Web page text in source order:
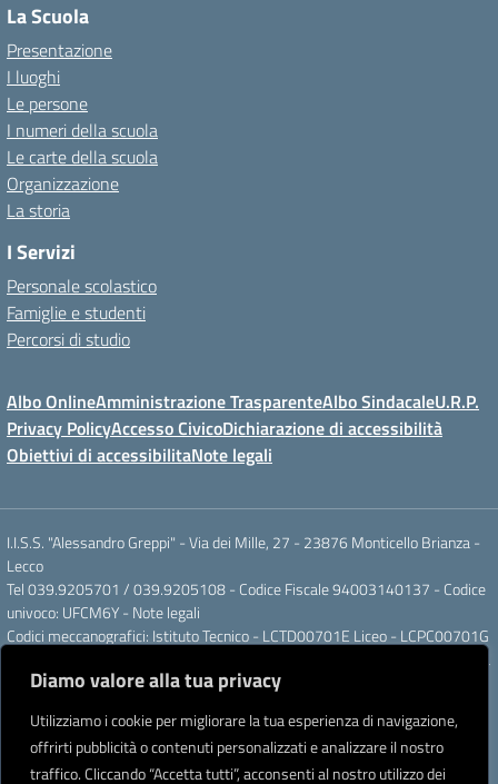
Diamo valore alla tua privacy
Utilizziamo i cookie per migliorare la tua esperienza di navigazione,
offrirti pubblicità o contenuti personalizzati e analizzare il nostro
traffico. Cliccando “Accetta tutti”, acconsenti al nostro utilizzo dei
La Scuola
Presentazione
I luoghi
Le persone
I numeri della scuola
Le carte della scuola
Organizzazione
La storia
I Servizi
Personale scolastico
Famiglie e studenti
Percorsi di studio
Albo OnlineAmministrazione TrasparenteAlbo SindacaleU.R.P.
Privacy PolicyAccesso CivicoDichiarazione di accessibilità
Obiettivi di accessibilitaNote legali
I.I.S.S. "Alessandro Greppi" - Via dei Mille, 27 - 23876 Monticello Brianza -
Lecco
Tel 039.9205701 / 039.9205108 - Codice Fiscale 94003140137 - Codice
univoco: UFCM6Y - Note legali
Codici meccanografici: Istituto Tecnico - LCTD00701E Liceo - LCPC00701G
Posta elettronica ordinaria: LCIS007008@ISTRUZIONE.IT Posta elettronica
certificata: LCIS007008@PEC.ISTRUZIONE.IT
Intestato a: Istituto di Istruzione Secondaria Superiore A. Greppi
Partner tecnologicoCreative Software Lab S.r.l.